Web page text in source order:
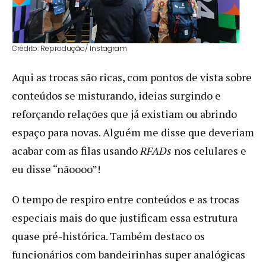
Crédito: Reprodução/ Instagram
Aqui as trocas são ricas, com pontos de vista sobre
conteúdos se misturando, ideias surgindo e
reforçando relações que já existiam ou abrindo
espaço para novas. Alguém me disse que deveriam
acabar com as filas usandoRFADs nos celulares e
eu disse “nãoooo”!
O tempo de respiro entre conteúdos e as trocas
especiais mais do que justificam essa estrutura
quase pré-histórica. Também destaco os
funcionários com bandeirinhas super analógicas